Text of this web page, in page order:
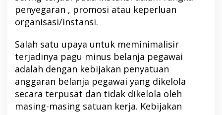
penyegaran , promosi atau keperluan
organisasi/instansi.
Salah satu upaya untuk meminimalisir
terjadinya pagu minus belanja pegawai
adalah dengan kebijakan penyatuan
anggaran belanja pegawai yang dikelola
secara terpusat dan tidak dikelola oleh
masing-masing satuan kerja. Kebijakan